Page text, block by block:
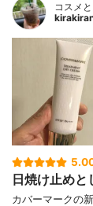
コスメ
日焼け止め
カバーマークの